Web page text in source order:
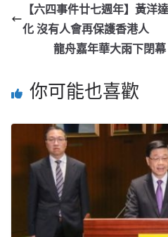
【六四事件廿七週年】黃洋
化 沒有人會再保護香港人
龍舟嘉年華大雨下閉
你可能也喜歡